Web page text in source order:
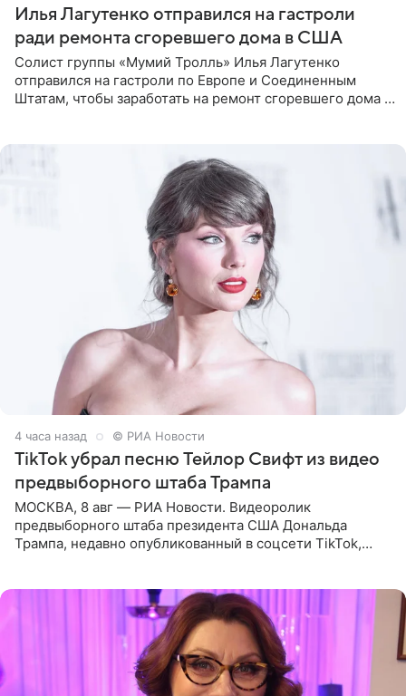
Илья Лагутенко отправился на гастроли
ради ремонта сгоревшего дома в США
Солист группы «Мумий Тролль» Илья Лагутенко
отправился на гастроли по Европе и Соединенным
Штатам, чтобы заработать на ремонт сгоревшего дома в
4 часа назад © РИА Новости
TikTok убрал песню Тейлор Свифт из видео
предвыборного штаба Трампа
МОСКВА, 8 авг — РИА Новости. Видеоролик
предвыборного штаба президента США Дональда
Трампа, недавно опубликованный в соцсети TikTok,